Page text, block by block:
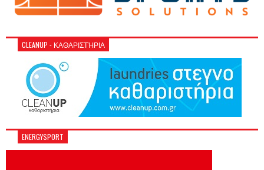
CLEANUP - ΚΑΘΑΡΙΣΤΉΡΙΑ
ENERGYSPORT